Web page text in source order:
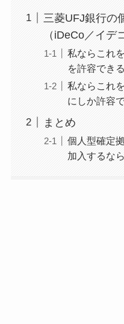
三菱UFJ銀行の
（iDeCo／イデ
私ならこれ
を許容でき
私ならこれ
にしか許容
まとめ
個人型確定
加入するな